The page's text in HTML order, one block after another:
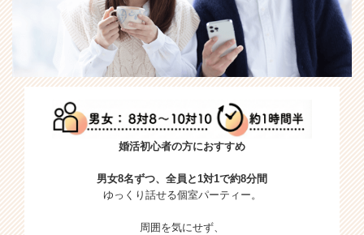
婚活初心者の方におすすめ
男女8名ずつ、全員と1対1で約8分間
ゆっくり話せる個室パーティー。
周囲を気にせず、